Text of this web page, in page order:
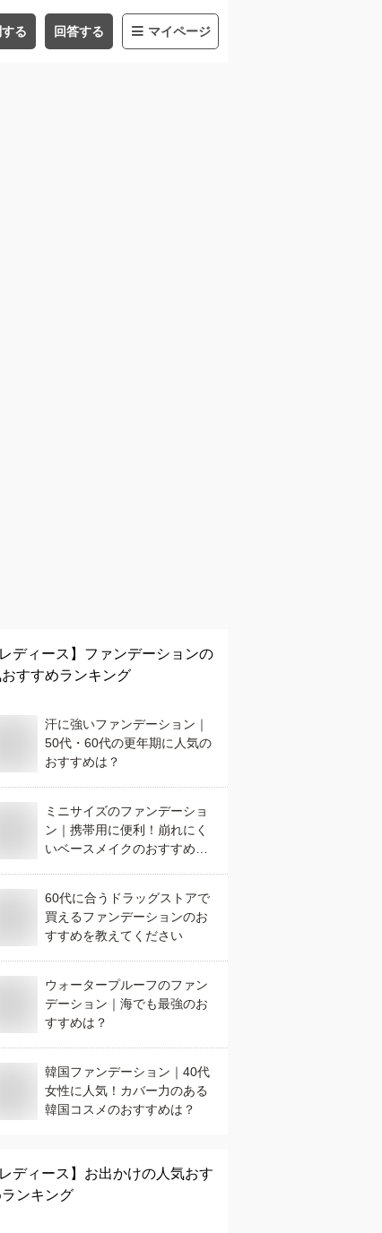
る 回答する マイページ
レディース】 ファンデーションの
おすすめランキング
汗に強いファンデーション｜
50代・60代の更年期に人気の
おすすめは？
ミニサイズのファンデーショ
ン｜携帯用に便利！崩れにく
いベースメイクのおすすめ
60代に合うドラッグストアで
買えるファンデーションのお
すすめを教えてください
ウォータープルーフのファン
デーション｜海でも最強のお
すすめは？
韓国ファンデーション｜40代
女性に人気！カバー力のある
韓国コスメのおすすめは？
レディース】 お出かけの人気おす
ンキング